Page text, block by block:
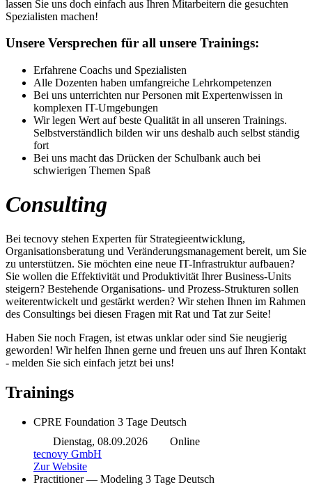
lassen Sie uns doch einfach aus Ihren Mitarbeitern die gesuchten
Spezialisten machen!
Unsere Versprechen für all unsere Trainings:
Erfahrene Coachs und Spezialisten
Alle Dozenten haben umfangreiche Lehrkompetenzen
Bei uns unterrichten nur Personen mit Expertenwissen in
komplexen IT-Umgebungen
Wir legen Wert auf beste Qualität in all unseren Trainings.
Selbstverständlich bilden wir uns deshalb auch selbst ständig
fort
Bei uns macht das Drücken der Schulbank auch bei
schwierigen Themen Spaß
Consulting
Bei tecnovy stehen Experten für Strategieentwicklung,
Organisationsberatung und Veränderungsmanagement bereit, um Sie
zu unterstützen. Sie möchten eine neue IT-Infrastruktur aufbauen?
Sie wollen die Effektivität und Produktivität Ihrer Business-Units
steigern? Bestehende Organisations- und Prozess-Strukturen sollen
weiterentwickelt und gestärkt werden? Wir stehen Ihnen im Rahmen
des Consultings bei diesen Fragen mit Rat und Tat zur Seite!
Haben Sie noch Fragen, ist etwas unklar oder sind Sie neugierig
geworden! Wir helfen Ihnen gerne und freuen uns auf Ihren Kontakt
- melden Sie sich einfach jetzt bei uns!
Trainings
CPRE Foundation 3 Tage Deutsch
Dienstag, 08.09.2026
Online
tecnovy GmbH
Zur Website
Practitioner — Modeling 3 Tage Deutsch